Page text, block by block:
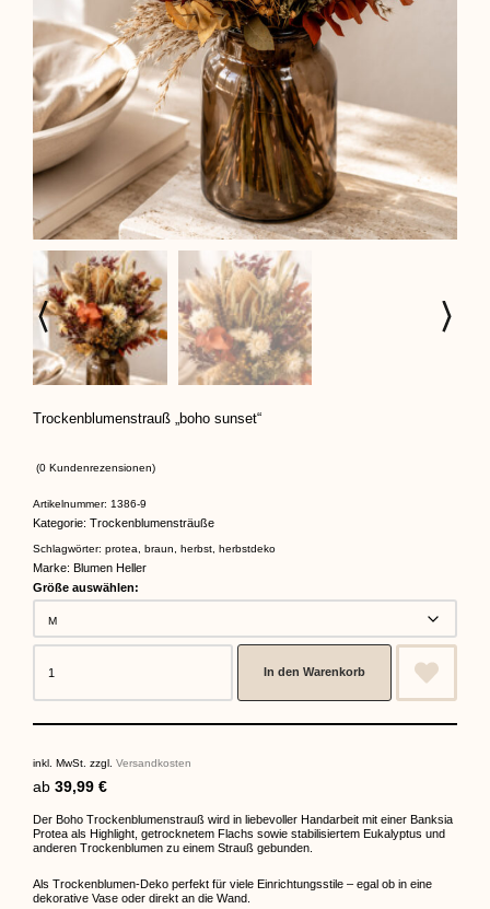
Trockenblumenstrauß „boho sunset“
(0 Kundenrezensionen)
Artikelnummer: 1386-9
Kategorie: Trockenblumensträuße
Schlagwörter: protea braun herbst herbstdeko
Marke: Blumen Heller
Größe auswählen:
In den Warenkorb
inkl. MwSt. zzgl. Versandkosten
ab 39,99 €
Der Boho Trockenblumenstrauß wird in liebevoller Handarbeit mit einer Banksia
Protea als Highlight, getrocknetem Flachs sowie stabilisiertem Eukalyptus und
anderen Trockenblumen zu einem Strauß gebunden.
Als Trockenblumen-Deko perfekt für viele Einrichtungsstile – egal ob in eine
dekorative Vase oder direkt an die Wand.